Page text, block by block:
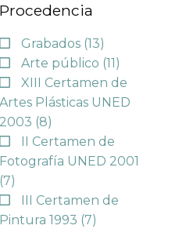
Procedencia
Grabados (13)
Arte público (11)
XIII Certamen de
Artes Plásticas UNED
2003 (8)
II Certamen de
Fotografía UNED 2001
(7)
III Certamen de
Pintura 1993 (7)